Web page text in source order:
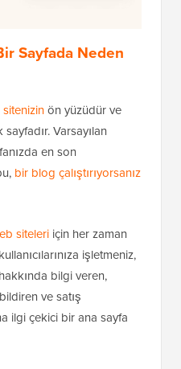
Sayfada Neden
ön yüzüdür ve
Varsayılan
en son
bir blog çalıştırıyorsanız
siteleri için her zaman
işletmeniz,
bilgi veren,
ve satış
ilgi çekici bir ana sayfa